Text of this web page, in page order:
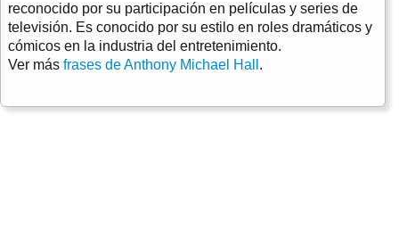
reconocido por su participación en películas y series de
televisión. Es conocido por su estilo en roles dramáticos y
cómicos en la industria del entretenimiento.
Ver más frases de Anthony Michael Hall .